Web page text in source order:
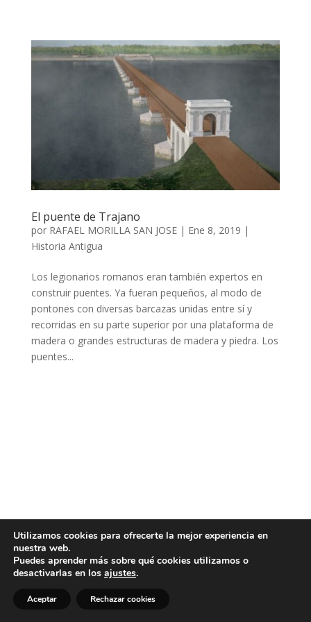
El puente de Trajano
por RAFAEL MORILLA SAN JOSE| Ene 8, 2019 |
Historia Antigua
Los legionarios romanos eran también expertos en
construir puentes. Ya fueran pequeños, al modo de
pontones con diversas barcazas unidas entre sí y
recorridas en su parte superior por una plataforma de
madera o grandes estructuras de madera y piedra. Los
puentes...
Utilizamos cookies para ofrecerte la mejor experiencia en
nuestra web.
Puedes aprender más sobre qué cookies utilizamos o
desactivarlas en los ajustes.
Aceptar Rechazar cookies